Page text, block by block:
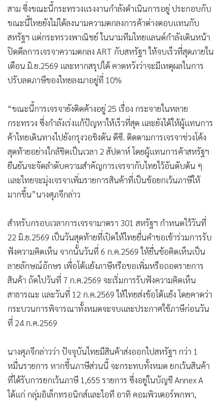
สาม ซึ่งขณะนี้กระทรวงแรงงานกำลังดำเนินการอยู่ ประกอบกับ
ขณะนี้ไทยยังไม่ได้ลงนามความตกลงการค้าต่างตอบแทนกับ
สหรัฐฯ แต่กระทรวงพาณิชย์ ในนามทีมไทยแลนด์กำลังเดินหน้า
ปิดดีลการเจรจาความตกลง ART กับสหรัฐฯ ให้จบเร็วที่สุดภายใน
เดือน มิ.ย.2569 และหากสรุปได้ คาดหวังว่าจะมีเหตุผลในการ
ปรับลดภาษีของไทยลงมาอยู่ที่ 10%
“ขณะนี้การเจรจายังติดค้างอยู่ 25 เรื่อง กระจายในหลาย
กระทรวง ซึ่งกำลังเร่งแก้ปัญหาให้เร็วที่สุด และยังได้ให้ผู้แทนการ
ค้าไทยเดินทางไปยังกรุงวอชิงตัน ดีซี. ติดตามการเจรจาช่วงโค้ง
สุดท้ายอย่างใกล้ชิดเป็นเวลา 2 สัปดาห์ โดยผู้แทนการค้าสหรัฐฯ
ยืนยันจะจัดลำดับความสำคัญการเจรจากับไทยไว้อันดับต้น ๆ
และไทยจะมุ่งเจรจาเพิ่มรายการสินค้าที่เป็นข้อยกเว้นภาษีให้
มากขึ้น”นางศุภจีกล่าว
สำหรับกรอบเวลาการเจรจามาตรา 301 สหรัฐฯ กำหนดไว้วันที่
22 มิ.ย.2569 เป็นวันสุดท้ายที่เปิดให้ไทยยื่นคำขอเข้าร่วมการรับ
ฟังความคิดเห็น จากนั้นวันที่ 6 ก.ค.2569 ให้ยื่นข้อคิดเห็นเป็น
ลายลักษณ์อักษร เพื่อโต้แย้งภาษีหรือขอเพิ่มหรือถอดรายการ
สินค้า ถัดไปวันที่ 7 ก.ค.2569 จะเริ่มการรับฟังความคิดเห็น
สาธารณะ และวันที่ 12 ก.ค.2569 ให้ไทยส่งข้อโต้แย้ง โดยคาดว่า
กระบวนการพิจารณาทั้งหมดจะจบและประกาศใช้ภาษีก่อนวัน
ที่ 24 ก.ค.2569
นางศุภจีกล่าวว่า ปัจจุบันไทยมีสินค้าส่งออกไปสหรัฐฯ กว่า 1
หมื่นรายการ หากขึ้นภาษีส่วนนี้ จะกระทบทั้งหมด ยกเว้นสินค้า
ที่ได้รับการยกเว้นภาษี 1,655 รายการ ซึ่งอยู่ในบัญชี Annex A
ได้แก่ กลุ่มอิเล็กทรอนิกส์และไอที อาทิ คอมพิวเตอร์พกพา,